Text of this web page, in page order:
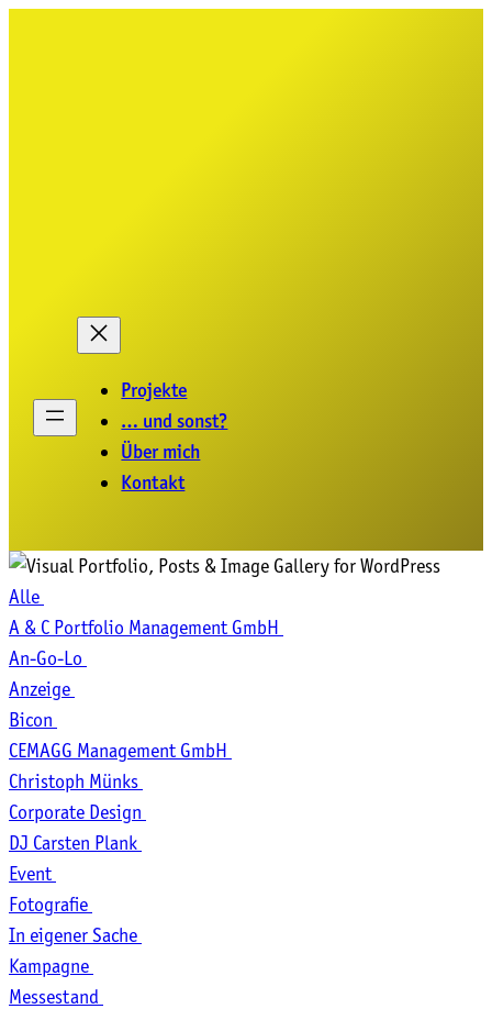
Projekte
… und sonst?
Über mich
Kontakt
Alle
A & C Port­fo­lio Manage­ment GmbH
An-Go-Lo
Anzeige
Bicon
CEMAGG Manage­ment GmbH
Chris­toph Münks
Cor­po­ra­te Design
DJ Cars­ten Plank
Event
Fotografie
In eige­ner Sache
Kampagne
Messestand